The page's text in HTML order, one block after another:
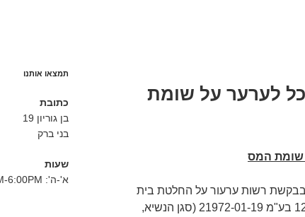
לערער על שומת
שומת המס
בבקשת רשות ערעור על החלטת בית
המשפט המחוזי בחיפה מיום 12.3.2019 בע"מ 21972-01-19 (סגן הנשיא,
תמצאו אותנו
כתובת
בן גוריון 19
בני ברק
שעות
א'-ה': 8:30AM-6:00PM